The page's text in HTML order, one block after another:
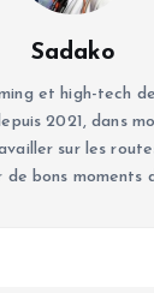
Sadako
et high-tech
2021, dans
sur les
bons moments